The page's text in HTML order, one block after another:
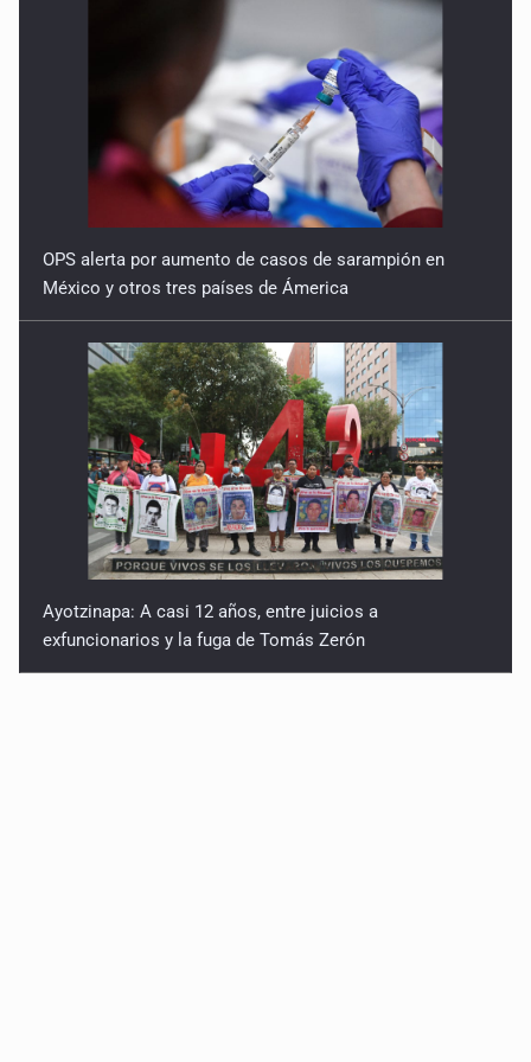
OPS alerta por aumento de casos de sarampión en
México y otros tres países de Ámerica
Ayotzinapa: A casi 12 años, entre juicios a
exfuncionarios y la fuga de Tomás Zerón